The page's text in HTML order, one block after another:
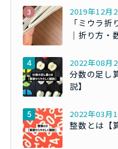
2019年12月
「ミウラ
｜折り方
2022年08月
分数の足し
説】
2022年03月
整数とは【